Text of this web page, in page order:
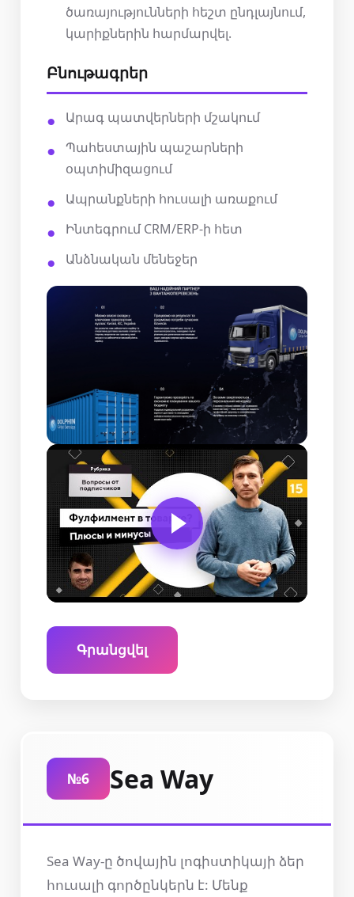
ծառայությունների հեշտ ընդլայնում,
կարիքներին հարմարվել.
Բնութագրեր
Արագ պատվերների մշակում
Պահեստային պաշարների
օպտիմիզացում
Ապրանքների հուսալի առաքում
Ինտեգրում CRM/ERP-ի հետ
Անձնական մենեջեր
Գրանցվել
№6 Sea Way
Sea Way-ը ծովային լոգիստիկայի ձեր
հուսալի գործընկերն է: Մենք